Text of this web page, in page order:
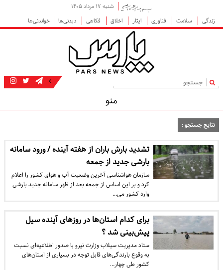
شنبه ۱۷ مرداد ۱۴۰۵
زندگی
سلامت فناوری ایثار اخلاق فکاهی دیدنی‌ها خواندنی‌ها
|
منو
نتایج جستجو :
تشدید بارش باران از هفته آینده / ورود سامانه
بارشی جدید از جمعه
سازمان هواشناسی آخرین وضعیت آب و هوای کشور را اعلام
کرد و بر این اساس از جمعه بعد از ظهر سامانه جدید بارشی
وارد کشور می…
برای کدام استان‌ها در روزهای آینده سیل
پیش‌بینی شد ؟
ستاد مدیریت سیلاب وزارت نیرو با صدور اطلاعیه‌ای نسبت
به وقوع بارندگی‌های قابل توجه در بسیاری از استان‌های
کشور طی چهار…